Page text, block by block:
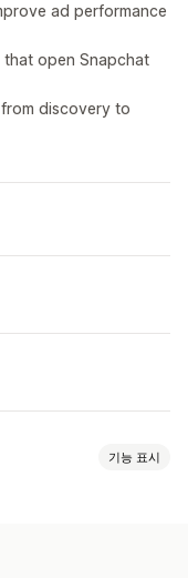
ad performance
that open Snapchat
discovery to
기능 표시